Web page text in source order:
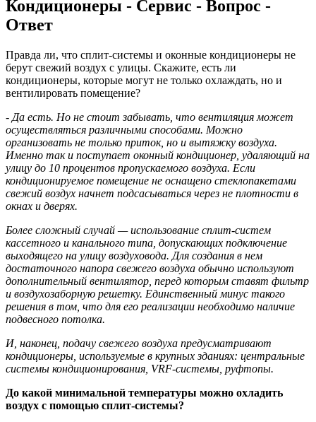
Кондиционеры - Сервис - Вопрос -
Ответ
Правда ли, что сплит-системы и оконные кондиционеры не
берут свежий воздух с улицы. Скажите, есть ли
кондиционеры, которые могут не только охлаждать, но и
вентилировать помещение?
- Да есть. Но не стоит забывать, что вентиляция может
осуществляться различными способами. Можно
организовать не только приток, но и вытяжку воздуха.
Именно так и поступает оконный кондиционер, удаляющий на
улицу до 10 процентов пропускаемого воздуха. Если
кондиционируемое помещение не оснащено стеклопакетами
свежий воздух начнет подсасываться через не плотности в
окнах и дверях.
Более сложный случай — использование сплит-систем
кассетного и канального типа, допускающих подключение
выходящего на улицу воздуховода. Для создания в нем
достаточного напора свежего воздуха обычно используют
дополнительный вентилятор, перед которым ставят фильтр
и воздухозаборную решетку. Единственный минус такого
решения в том, что для его реализации необходимо наличие
подвесного потолка.
И, наконец, подачу свежего воздуха предусматривают
кондиционеры, используемые в крупных зданиях: центральные
системы кондиционирования, VRF-системы, руфтопы.
До какой минимальной температуры можно охладить
воздух с помощью сплит-системы?